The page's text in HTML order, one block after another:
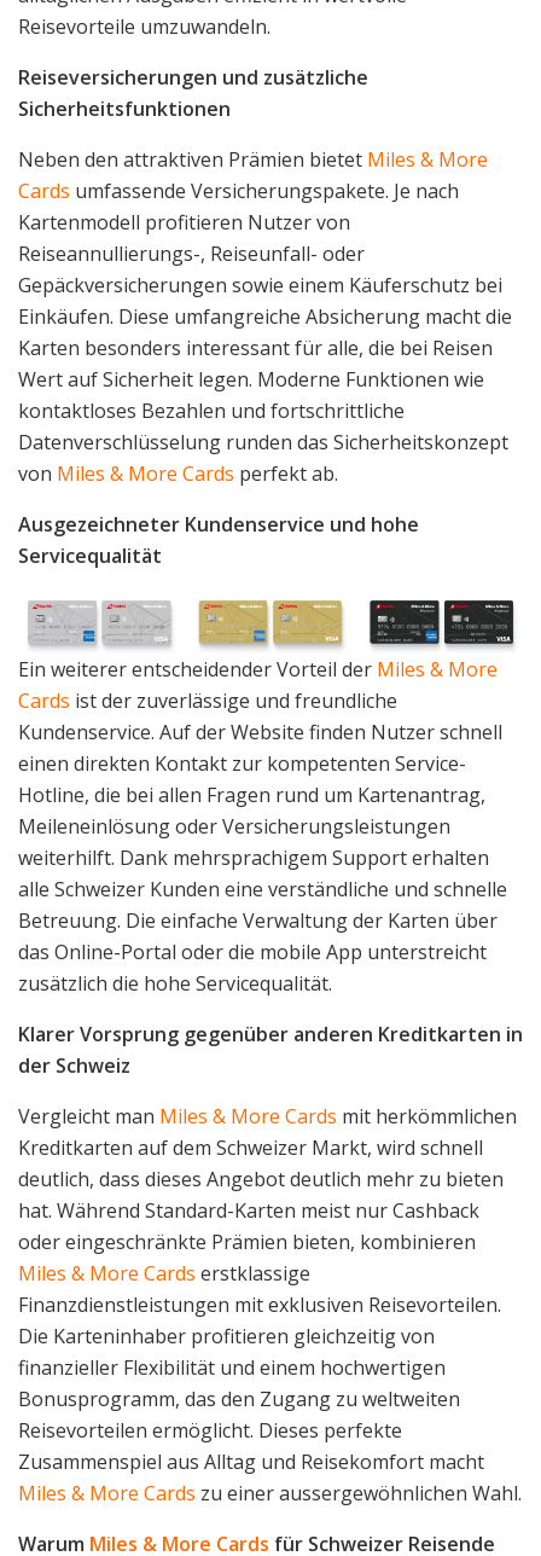
Reisevorteile umzuwandeln.
Reiseversicherungen und zusätzliche
Sicherheitsfunktionen
Neben den attraktiven Prämien bietet Miles & More
Cards umfassende Versicherungspakete. Je nach
Kartenmodell profitieren Nutzer von
Reiseannullierungs-, Reiseunfall- oder
Gepäckversicherungen sowie einem Käuferschutz bei
Einkäufen. Diese umfangreiche Absicherung macht die
Karten besonders interessant für alle, die bei Reisen
Wert auf Sicherheit legen. Moderne Funktionen wie
kontaktloses Bezahlen und fortschrittliche
Datenverschlüsselung runden das Sicherheitskonzept
von Miles & More Cards perfekt ab.
Ausgezeichneter Kundenservice und hohe
Servicequalität
Ein weiterer entscheidender Vorteil der Miles & More
Cards ist der zuverlässige und freundliche
Kundenservice. Auf der Website finden Nutzer schnell
einen direkten Kontakt zur kompetenten Service-
Hotline, die bei allen Fragen rund um Kartenantrag,
Meileneinlösung oder Versicherungsleistungen
weiterhilft. Dank mehrsprachigem Support erhalten
alle Schweizer Kunden eine verständliche und schnelle
Betreuung. Die einfache Verwaltung der Karten über
das Online-Portal oder die mobile App unterstreicht
zusätzlich die hohe Servicequalität.
Klarer Vorsprung gegenüber anderen Kreditkarten in
der Schweiz
Vergleicht man Miles & More Cards mit herkömmlichen
Kreditkarten auf dem Schweizer Markt, wird schnell
deutlich, dass dieses Angebot deutlich mehr zu bieten
hat. Während Standard-Karten meist nur Cashback
oder eingeschränkte Prämien bieten, kombinieren
Miles & More Cards erstklassige
Finanzdienstleistungen mit exklusiven Reisevorteilen.
Die Karteninhaber profitieren gleichzeitig von
finanzieller Flexibilität und einem hochwertigen
Bonusprogramm, das den Zugang zu weltweiten
Reisevorteilen ermöglicht. Dieses perfekte
Zusammenspiel aus Alltag und Reisekomfort macht
Miles & More Cards zu einer aussergewöhnlichen Wahl.
Warum Miles & More Cards für Schweizer Reisende